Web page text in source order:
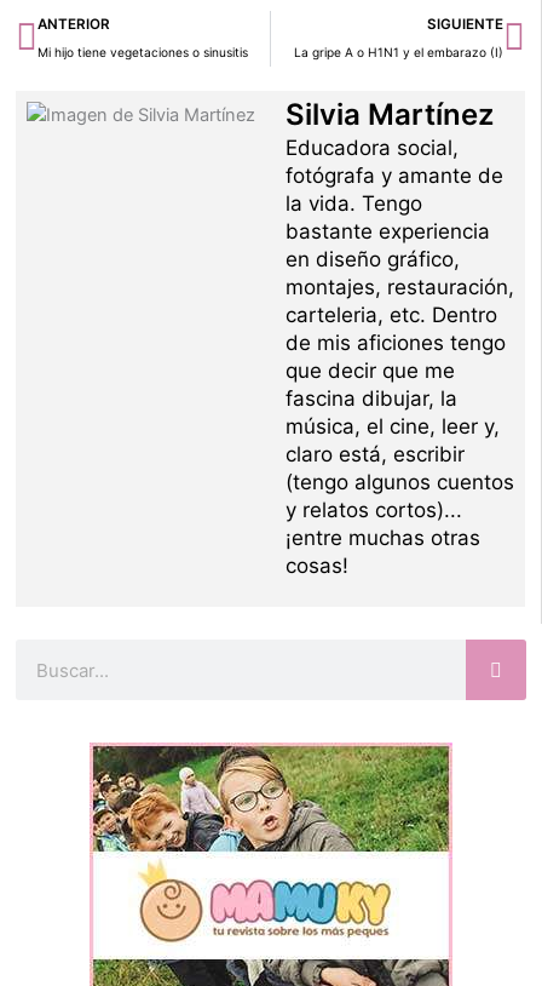
Ant
ANTERIOR
Mi hijo tiene vegetaciones o sinusitis
SIGUIENTE
La gripe A o H1N1 y el embarazo (I)
Silvia Martínez
Educadora social,
fotógrafa y amante de
la vida. Tengo
bastante experiencia
en diseño gráfico,
montajes, restauración,
carteleria, etc. Dentro
de mis aficiones tengo
que decir que me
fascina dibujar, la
música, el cine, leer y,
claro está, escribir
(tengo algunos cuentos
y relatos cortos)...
¡entre muchas otras
cosas!